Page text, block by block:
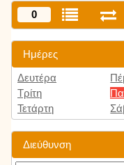
0
Ημέρες
Δευτέρα
Τρίτη
Τετάρτη
Διεύθυνση